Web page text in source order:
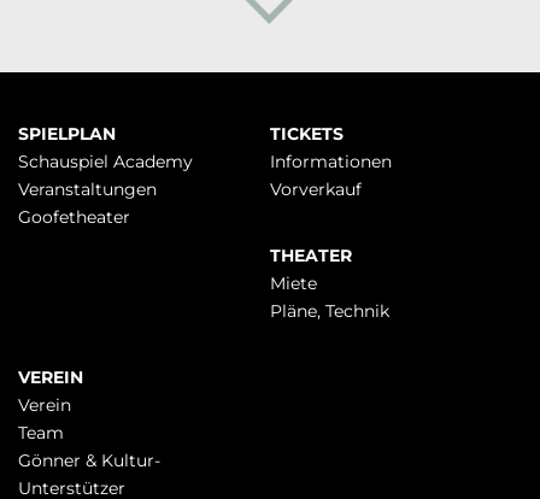
Navigation
überspringen
SPIELPLAN
Schauspiel Academy
Veranstaltungen
Goofetheater
TICKETS
Infor­mationen
Vorverkauf
THEATER
Miete
Pläne, Technik
VEREIN
Verein
Team
Gönner & Kultur-
Unterstützer